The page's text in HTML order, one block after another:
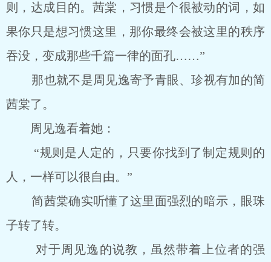
则，达成目的。茜棠，习惯是个很被动的词，如
果你只是想习惯这里，那你最终会被这里的秩序
吞没，变成那些千篇一律的面孔……”
那也就不是周见逸寄予青眼、珍视有加的简
茜棠了。
周见逸看着她：
“规则是人定的，只要你找到了制定规则的
人，一样可以很自由。”
简茜棠确实听懂了这里面强烈的暗示，眼珠
子转了转。
对于周见逸的说教，虽然带着上位者的强